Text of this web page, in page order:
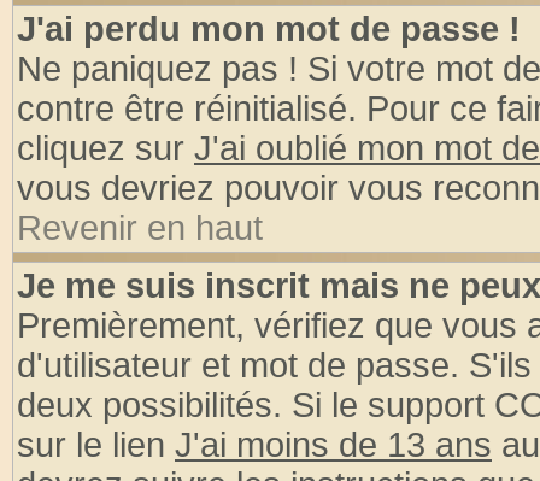
J'ai perdu mon mot de passe !
Ne paniquez pas ! Si votre mot
contre être réinitialisé. Pour ce
cliquez sur J'ai oublié mon mot
vous devriez pouvoir vous
Revenir en haut
Je me suis inscrit mais ne
Premièrement, vérifiez que vous
d'utilisateur et mot de passe.
deux possibilités. Si le support
sur le lien J'ai moins de 13 ans